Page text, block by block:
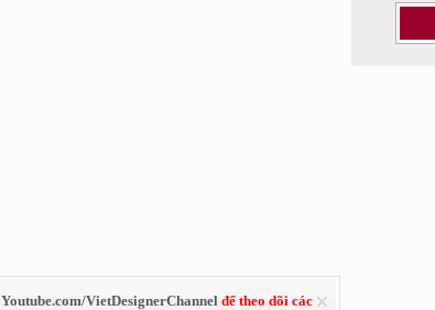
Youtube.com/VietDesignerChannelđể theo dõi các